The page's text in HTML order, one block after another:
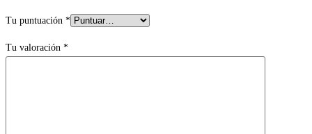
Tu puntuación *
Tu valoración *